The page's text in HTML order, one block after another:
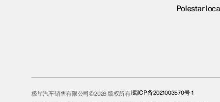
Polestar
极星汽车销售有限公司© 2026 版权所有 蜀ICP备2021003570号-1